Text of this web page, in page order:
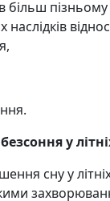
пізньому
наслідків
у
сну у